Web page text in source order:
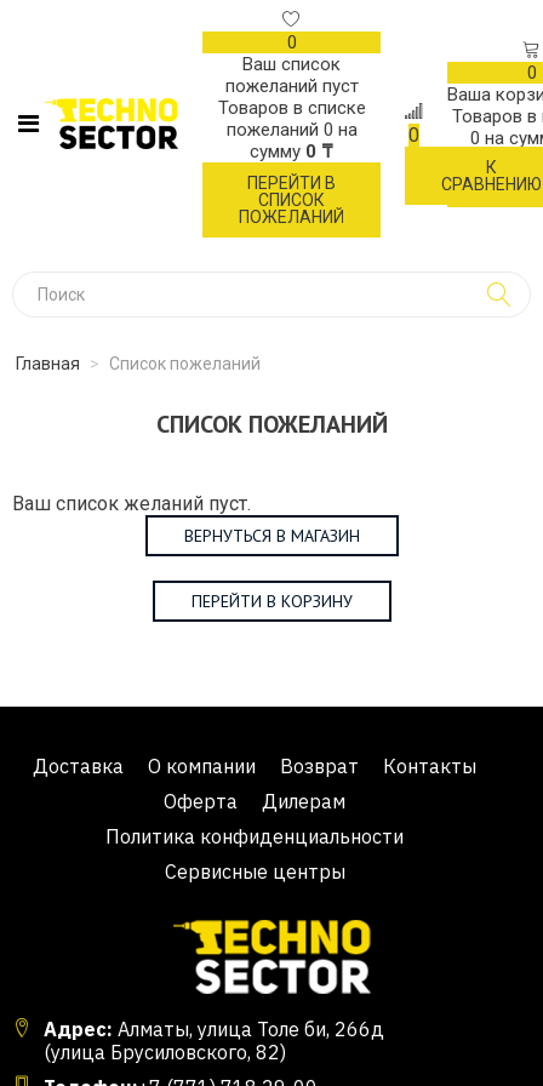
0
Ваш список
пожеланий пуст
Товаров в списке
пожеланий 0 на
сумму 0 ₸
ПЕРЕЙТИ В
СПИСОК
ПОЖЕЛАНИЙ
0
К
СРАВНЕНИЮ
0
Ваша
Товаров в
0 на
Главная > Список пожеланий
СПИСОК ПОЖЕЛАНИЙ
Ваш список желаний пуст.
ВЕРНУТЬСЯ В МАГАЗИН
ПЕРЕЙТИ В КОРЗИНУ
Доставка О компании Возврат
Контакты
Оферта
Дилерам
Политика конфиденциальности
Сервисные центры
Адрес: Алматы, улица Толе би, 266д
(улица Брусиловского, 82)